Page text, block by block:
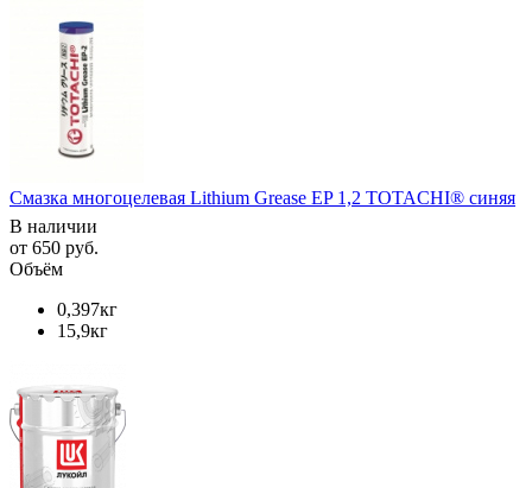
Смазка многоцелевая Lithium Grease EP 1,2 TOTACHI® синяя
В наличии
от 650 руб.
Объём
0,397кг
15,9кг